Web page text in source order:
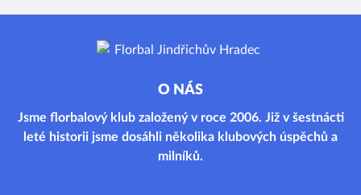
O NÁS
Jsme florbalový klub založený v roce 2006. Již v šestnácti
leté historii jsme dosáhli několika klubových úspěchů a
milníků.